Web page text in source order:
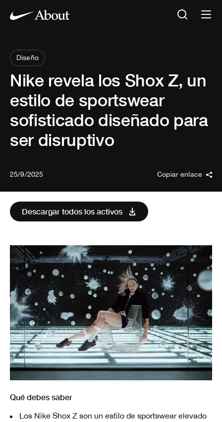
Diseño
Nike revela los Shox Z, un
estilo de sportswear
sofisticado diseñado para
ser disruptivo
25/9/2025 Copiar enlace
Descargar todos los activos
Qué debes saber
Los Nike Shox Z son un estilo de sportswear elevado